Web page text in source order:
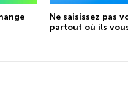
Ne saisissez pas
partout où ils